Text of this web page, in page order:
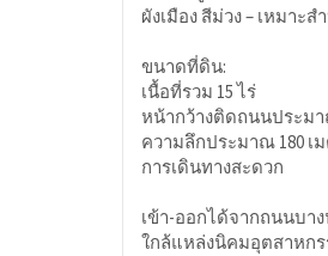
ผังเมือง สีม่วง – เหมาะ
ขนาดที่ดิน:
เนื้อที่รวม 15 ไร่
หน้ากว้างติดถนนประมา
ความลึกประมาณ 180 เ
การเดินทางสะดวก
เข้า-ออกได้จากถนนบา
ใกล้แหล่งนิคมอุตสาหก